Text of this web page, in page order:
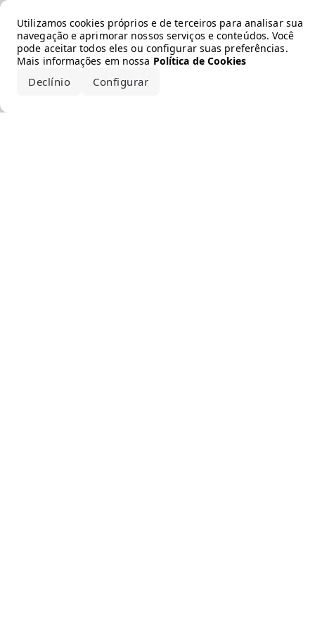
Utilizamos cookies próprios e de terceiros para analisar sua
navegação e aprimorar nossos serviços e conteúdos. Você
pode aceitar todos eles ou configurar suas preferências.
Mais informações em nossa Política de Cookies
Declínio Configurar
Error loading the brand